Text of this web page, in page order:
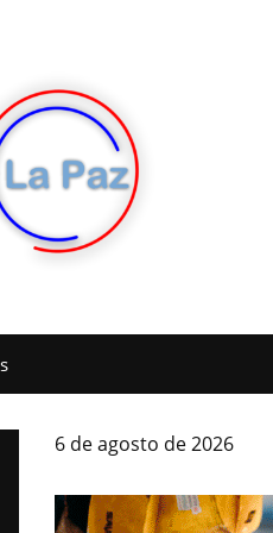
6 de agosto de 2026